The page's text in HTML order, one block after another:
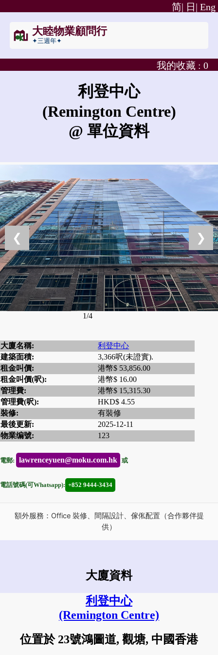
Eng
日|
简|
大睦物業顧問行
✦三週年✦
我的收藏 : 0
利登中心
(Remington Centre)
@ 單位資料
❮ ❯
1/4
大廈名稱:
利登中心
建築面積:
3,366呎(未證實).
租金叫價:
港幣$ 53,856.00
租金叫價(呎):
港幣$ 16.00
管理費:
港幣$ 15,315.30
管理費(呎):
HKD$ 4.55
裝修:
有裝修
最後更新:
2025-12-11
物業编號:
123
電郵: lawrenceyuen@moku.com.hk 或
電話號碼(可Whatsapp): +852 9444-3434
額外服務：Office 裝修、間隔設計、傢俬配置（合作夥伴提
供）
大廈資料
利登中心
(Remington Centre)
位置於 23號鴻圖道, 觀塘, 中國香港